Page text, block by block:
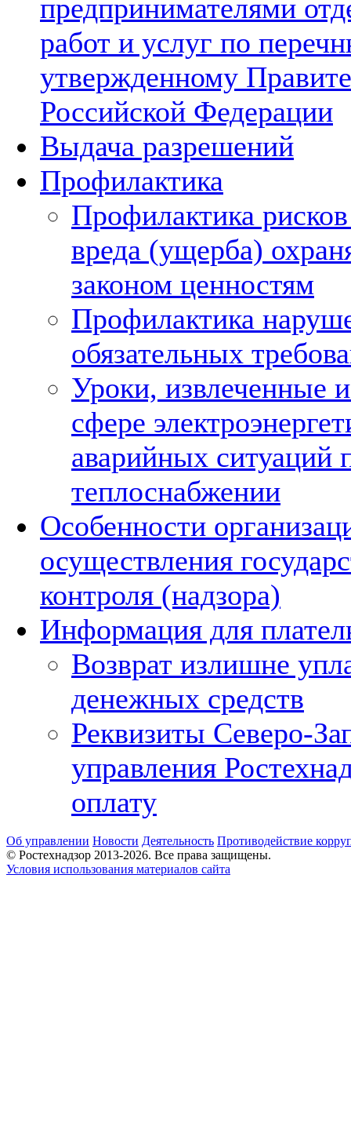
предпринимателями
работ и услуг по
утвержденному
Российской Федерации
Выдача разрешений
Профилактика
Профилактика
вреда (ущерба)
законом ценностям
Профилактика
обязательных
Уроки, извлеченные
сфере
аварийных ситуаций
теплоснабжении
Особенности
осуществления
контроля (надзора)
Информация для
Возврат излишне
денежных средств
Реквизиты Северо-
управления
оплату
Об управлении Новости Деятельность Противодействие
© Ростехнадзор 2013-2026. Все права защищены.
Условия использования материалов сайта